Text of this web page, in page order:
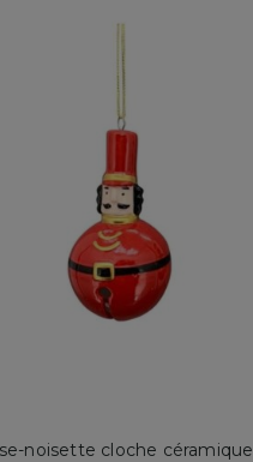
noisette cloche céramique